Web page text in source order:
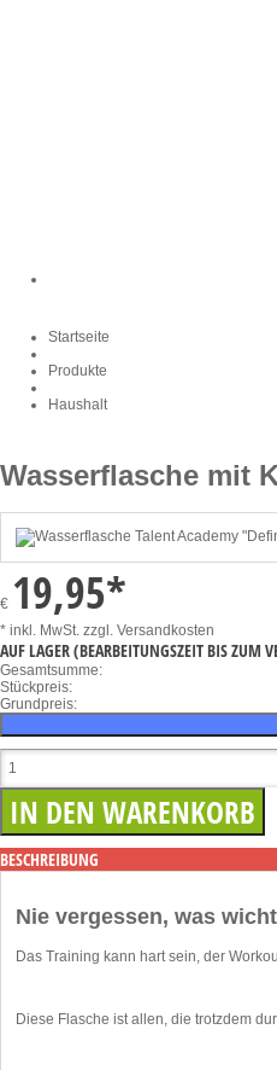
Startseite
Produkte
Haushalt
Wasserflasche mit
€ 19,95*
* inkl. MwSt. zzgl. Versandkosten
AUF LAGER(BEARBEITUNGSZEIT BIS ZUM
Gesamtsumme:
Stückpreis:
Grundpreis:
BESCHREIBUNG
Nie vergessen, was
Das Training kann hart sein, der
Diese Flasche ist allen, die trotzdem